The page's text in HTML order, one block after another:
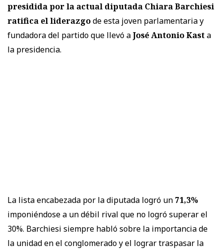
presidida por la actual diputada Chiara Barchiesi
ratifica el liderazgode esta joven parlamentaria y
fundadora del partido que llevó aJosé Antonio Kasta
la presidencia.
La lista encabezada por la diputada logró un 71,3%
imponiéndose a un débil rival que no logró superar el
30%. Barchiesi siempre habló sobre la importancia de
la unidad en el conglomerado y el lograr traspasar la